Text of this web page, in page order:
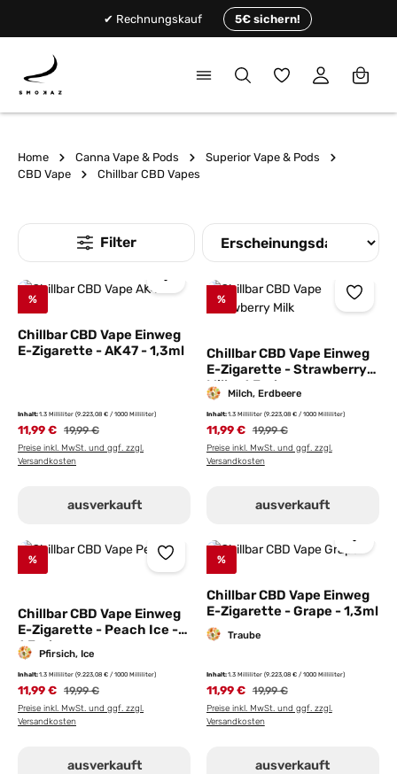
✔ Rechnungskauf 5€ sichern!
Du hast 0
Home Canna Vape & Pods
Superior Vape & Pods
CBD Vape
Chillbar CBD Vapes
%
Chillbar CBD Vape Einweg
E-Zigarette - AK47 - 1,3ml
Inhalt:1.3 Milliliter (9.223,08 € / 1000 Milliliter)
11,99 € Regulärer Preis:
19,99 €
Preise inkl. MwSt. und ggf. zzgl.
Versandkosten
ausverkauft
%
Chillbar CBD Vape Einweg
E-Zigarette - Strawberry
Milk - 1,3ml
Milch, Erdbeere
Inhalt:1.3 Milliliter (9.223,08 € / 1000 Milliliter)
11,99 € Regulärer Preis:
19,99 €
Preise inkl. MwSt. und ggf. zzgl.
Versandkosten
ausverkauft
%
Chillbar CBD Vape Einweg
E-Zigarette - Peach Ice -
1,3ml
Pfirsich, Ice
Inhalt:1.3 Milliliter (9.223,08 € / 1000 Milliliter)
11,99 € Regulärer Preis:
19,99 €
Preise inkl. MwSt. und ggf. zzgl.
Versandkosten
ausverkauft
%
Chillbar CBD Vape Einweg
E-Zigarette - Grape - 1,3ml
Traube
Inhalt:1.3 Milliliter (9.223,08 € / 1000 Milliliter)
11,99 € Regulärer Preis:
19,99 €
Preise inkl. MwSt. und ggf. zzgl.
Versandkosten
ausverkauft